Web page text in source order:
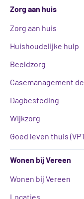
Zorg aan huis
Zorg aan huis
Huishoudelijke hulp
Beeldzorg
Casemanagement
Dagbesteding
Wijkzorg
Goed leven thuis
Wonen bij Vereen
Wonen bij Vereen
Locaties